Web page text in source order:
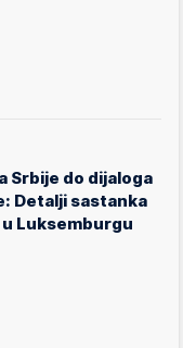
Srbije do dijaloga
Detalji sastanka
Luksemburgu